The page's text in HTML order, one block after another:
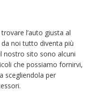
trovare l’auto giusta al
noi tutto diventa più
nostro sito sono alcuni
che possiamo fornirvi,
scegliendola per